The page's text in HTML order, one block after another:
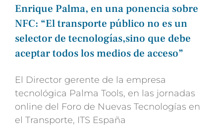
Enrique Palma, en una ponencia sobre
NFC: “El transporte público no es un
selector de tecnologías,sino que debe
aceptar todos los medios de acceso”
El Director gerente de la empresa
tecnológica Palma Tools, en las jornadas
online del Foro de Nuevas Tecnologías en
el Transporte, ITS España